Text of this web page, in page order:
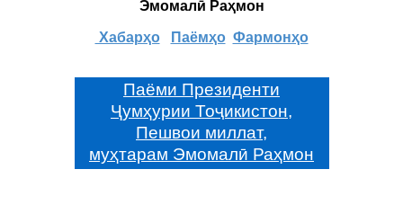
Эмомалӣ Раҳмон
Хабарҳо Паёмҳо Фармонҳо
Паёми Президенти
Ҷумҳурии Тоҷикистон,
Пешвои миллат,
муҳтарам Эмомалӣ Раҳмон